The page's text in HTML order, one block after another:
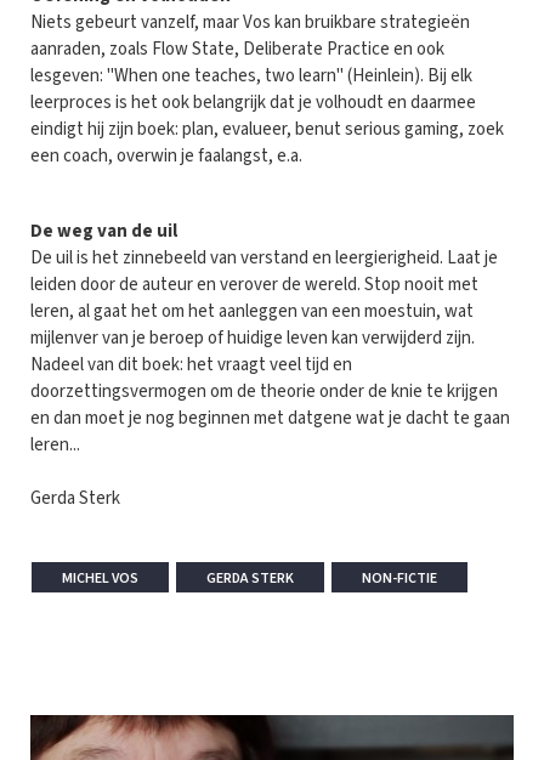
Niets gebeurt vanzelf, maar Vos kan bruikbare strategieën
aanraden, zoals Flow State, Deliberate Practice en ook
lesgeven: "When one teaches, two learn" (Heinlein). Bij elk
leerproces is het ook belangrijk dat je volhoudt en daarmee
eindigt hij zijn boek: plan, evalueer, benut serious gaming, zoek
een coach, overwin je faalangst, e.a.
De weg van de uil
De uil is het zinnebeeld van verstand en leergierigheid. Laat je
leiden door de auteur en verover de wereld. Stop nooit met
leren, al gaat het om het aanleggen van een moestuin, wat
mijlenver van je beroep of huidige leven kan verwijderd zijn.
Nadeel van dit boek: het vraagt veel tijd en
doorzettingsvermogen om de theorie onder de knie te krijgen
en dan moet je nog beginnen met datgene wat je dacht te gaan
leren...
Gerda Sterk
MICHEL VOS GERDA STERK NON-FICTIE